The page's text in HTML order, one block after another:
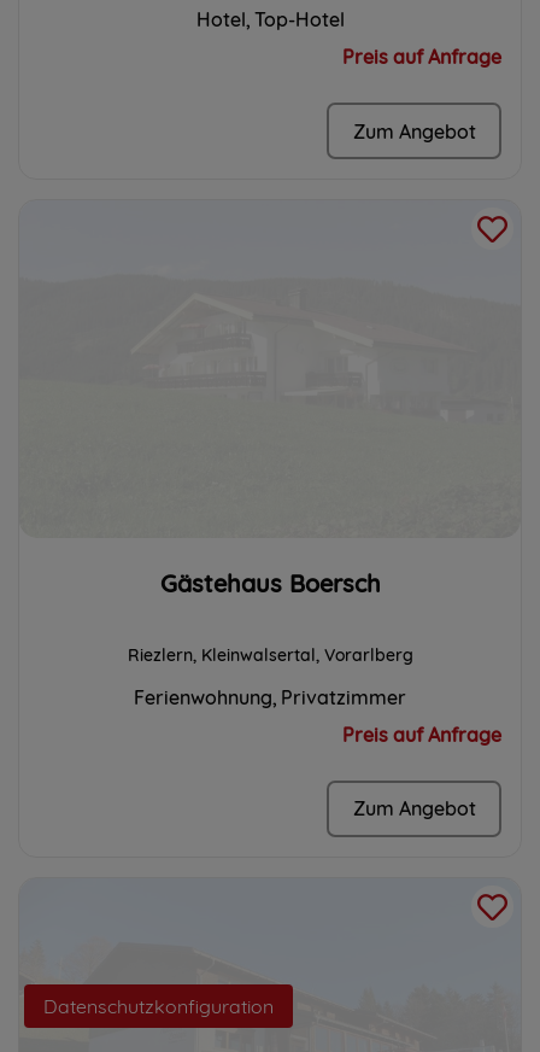
Hotel Top-Hotel
Preis auf Anfrage
Zum Angebot
Gästehaus Boersch
Riezlern, Kleinwalsertal, Vorarlberg
Ferienwohnung Privatzimmer
Preis auf Anfrage
Zum Angebot
Datenschutzkonfiguration